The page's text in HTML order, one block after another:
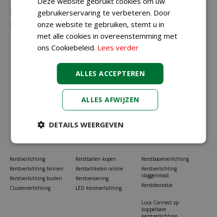
Neem gerust contact met ons op via023-
5581528ofinfo@koopkerstverlichting.nl
Kerstverlichting
Kerstverlichting binnen
Kerstverlichting buiten
Clusterverlichting
Kerstballen kopen
Kerstartikelen online
Kerstversiering
LED kerstverlichting
Kerstboomverlichting
Kerstverlichting
vlaggenmast
Kerstdecoratie
Luca Connect xp
koppelbare
gebruikerservaring te verbeteren. Door
onze website te gebruiken, stemt u in
met alle cookies in overeenstemming met
ons Cookiebeleid. Lees verder
ALLES ACCEPTEREN
ALLES AFWIJZEN
DETAILS WEERGEVEN